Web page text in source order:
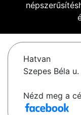
Hatvan
Szepes Béla u.
Nézd meg a